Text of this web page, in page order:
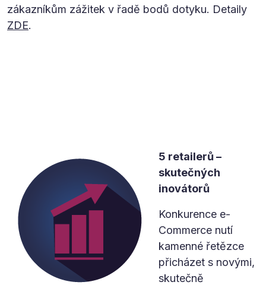
zákazníkům zážitek v řadě bodů dotyku. Detaily
ZDE.
5 retailerů –
skutečných
inovátorů
Konkurence e-
Commerce nutí
kamenné řetězce
přicházet s novými,
skutečně